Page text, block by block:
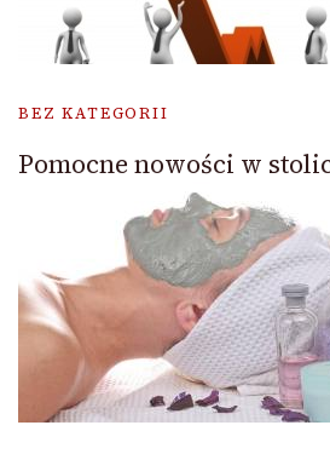
BEZ KATEGORII
Pomocne nowości w